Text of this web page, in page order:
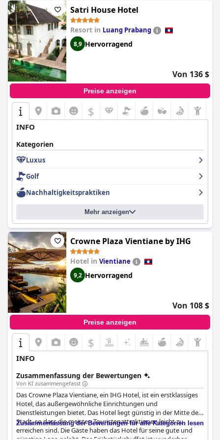
Satri House Hotel
Resort in Luang Prabang
8,9 Hervorragend
Von 136 $
Preise anzeigen
$
INFO
Kategorien
Luxus
Golf
Nachhaltigkeitspraktiken
Mehr anzeigen
Crowne Plaza Vientiane by IHG
Hotel in Vientiane
9,2 Hervorragend
Von 108 $
Preise anzeigen
$
INFO
Zusammenfassung der Bewertungen
Von KI zusammengefasst
Das Crowne Plaza Vientiane, ein IHG Hotel, ist ein erstklassiges
Hotel, das außergewöhnliche Einrichtungen und
Dienstleistungen bietet. Das Hotel liegt günstig in der Mitte der
Stadt, so dass die meisten Touristenattraktionen leicht zu
erreichen sind. Die Gäste haben das Hotel für seine gute und
Zusammenfassung der Bewertungen für alle Kategorien lesen